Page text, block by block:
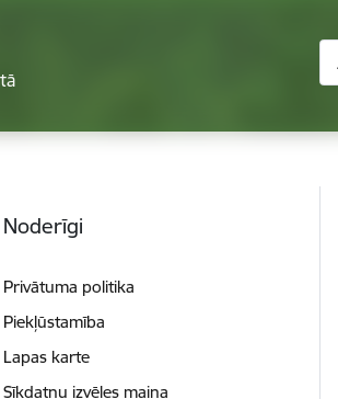
Noderīgi
Privātuma politika
Piekļūstamība
Lapas karte
Sīkdatņu izvēles maiņa